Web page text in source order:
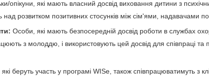
опікуни, які мають власний досвід виховання дитини з
розвитком позитивних стосунків між сім'ями, надавачами
Особи, які мають безпосередній досвід роботи в службах
з молоддю, і використовують цей досвід для співпраці та
які беруть участь у програмі WISe, також співпрацюватимуть з